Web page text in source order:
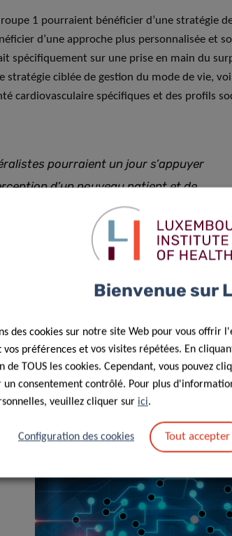
1 pourraient bénéficier d’une stratégie
d’une approche plus personnalisée et
spécifiquement sur une prise en main du
stratégie ciblée de gestion du mode de vie,
cardiovasculaire spécifiques et des profils
pourraient un jour s’appuyer
d’un nouveau patient et de
cardiométaboliques
également être utilisés pour recueillir des
l’activité physique, la santé mentale et la
pour compléter l’analyse en grappe.
Bienvenue sur
des cookies sur notre site Web pour vous offrir
préférences et vos visites répétées. En
de TOUS les cookies. Cependant, vous pouvez
consentement contrôlé. Pour plus
veuillez cliquer sur ici.
Configuration des cookies Tout accepter